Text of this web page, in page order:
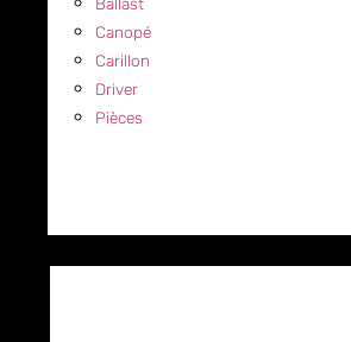
Ballast
Canopé
Carillon
Driver
Pièces